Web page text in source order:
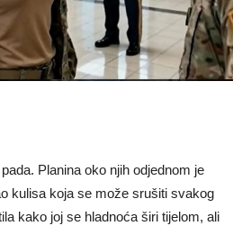
Planina oko njih odjednom je
kulisa koja se može srušiti svakog
kako joj se hladnoća širi tijelom, ali